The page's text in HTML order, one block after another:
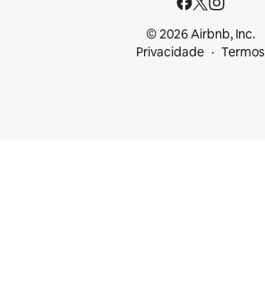
© 2026 Airbnb, Inc.
Privacidade
Termos